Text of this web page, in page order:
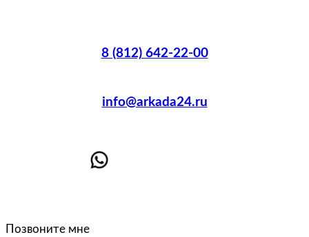
8 (812) 642-22-00
info@arkada24.ru
Позвоните мне